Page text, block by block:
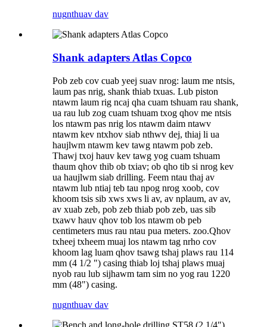
nugnthuav dav
Shank adapters Atlas Copco
Pob zeb cov cuab yeej suav nrog: laum me ntsis,
laum pas nrig, shank thiab txuas. Lub piston
ntawm laum rig ncaj qha cuam tshuam rau shank,
ua rau lub zog cuam tshuam txog qhov me ntsis
los ntawm pas nrig los ntawm daim ntawv
ntawm kev ntxhov siab nthwv dej, thiaj li ua
haujlwm ntawm kev tawg ntawm pob zeb.
Thawj txoj hauv kev tawg yog cuam tshuam
thaum qhov thib ob txiav; ob qho tib si nrog kev
ua haujlwm siab drilling. Feem ntau thaj av
ntawm lub ntiaj teb tau npog nrog xoob, cov
khoom tsis sib xws xws li av, av nplaum, av av,
av xuab zeb, pob zeb thiab pob zeb, uas sib
txawv hauv qhov tob los ntawm ob peb
centimeters mus rau ntau pua meters. zoo.Qhov
txheej txheem muaj los ntawm tag nrho cov
khoom lag luam qhov tsawg tshaj plaws rau 114
mm (4 1/2 ") casing thiab loj tshaj plaws muaj
nyob rau lub sijhawm tam sim no yog rau 1220
mm (48") casing.
nugnthuav dav